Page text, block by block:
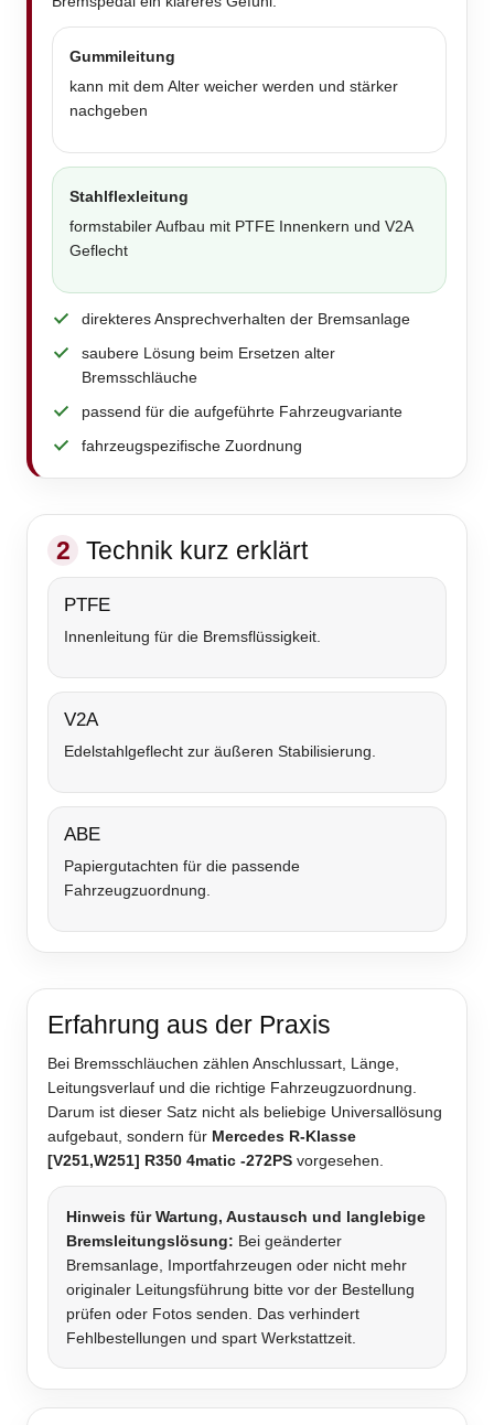
Gummileitung
kann mit dem Alter weicher werden und stärker
nachgeben
Stahlflexleitung
formstabiler Aufbau mit PTFE Innenkern und V2A
Geflecht
direkteres Ansprechverhalten der Bremsanlage
saubere Lösung beim Ersetzen alter
Bremsschläuche
passend für die aufgeführte Fahrzeugvariante
fahrzeugspezifische Zuordnung
2 Technik kurz erklärt
PTFE
Innenleitung für die Bremsflüssigkeit.
V2A
Edelstahlgeflecht zur äußeren Stabilisierung.
ABE
Papiergutachten für die passende
Fahrzeugzuordnung.
Erfahrung aus der Praxis
Bei Bremsschläuchen zählen Anschlussart, Länge,
Leitungsverlauf und die richtige Fahrzeugzuordnung.
Darum ist dieser Satz nicht als beliebige Universallösung
aufgebaut, sondern für Mercedes R-Klasse
[V251,W251] R350 4matic -272PS vorgesehen.
Hinweis für Wartung, Austausch und langlebige
Bremsleitungslösung: Bei geänderter
Bremsanlage, Importfahrzeugen oder nicht mehr
originaler Leitungsführung bitte vor der Bestellung
prüfen oder Fotos senden. Das verhindert
Fehlbestellungen und spart Werkstattzeit.